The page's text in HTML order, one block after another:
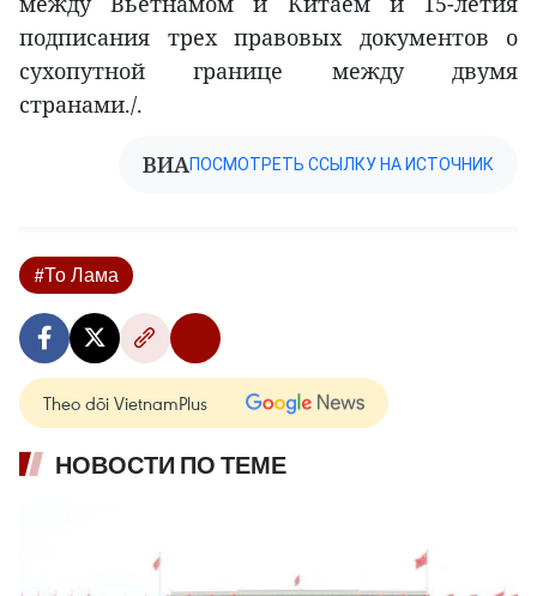
подписания трех правовых документов о
сухопутной границе между двумя
странами./.
ВИАПОСМОТРЕТЬ ССЫЛКУ НА ИСТОЧНИК
#То Лама
Theo dõi VietnamPlus
НОВОСТИ ПО ТЕМЕ